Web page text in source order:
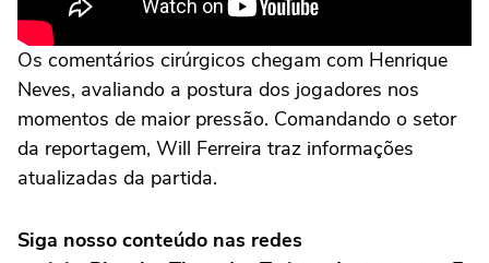
Os comentários cirúrgicos chegam com Henrique
Neves, avaliando a postura dos jogadores nos
momentos de maior pressão. Comandando o setor
da reportagem, Will Ferreira traz informações
atualizadas da partida.
Siga nosso conteúdo nas redes